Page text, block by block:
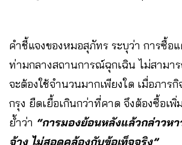
คำชี้แจงของหมอสุภัทร ระบุว่า การซื้อ
ท่ามกลางสถานการณ์ฉุกเฉิน ไม่สามา
จะต้องใช้จำนวนมากเพียงใด เมื่อภาร
กรุง ยืดเยื้อเกินกว่าที่คาด จึงต้องซื้อเพิ่
ย้ำว่า “การมองย้อนหลังแล้วกล่าวห
จ้าง ไม่สอดคล้องกับข้อเท็จจริง”